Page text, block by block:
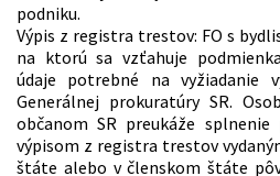
podniku.
Výpis z registra trestov: FO s
na ktorú sa vzťahuje
údaje potrebné na vyžiadanie
Generálnej prokuratúry SR.
občanom SR preukáže
výpisom z registra trestov
štáte alebo v členskom štáte